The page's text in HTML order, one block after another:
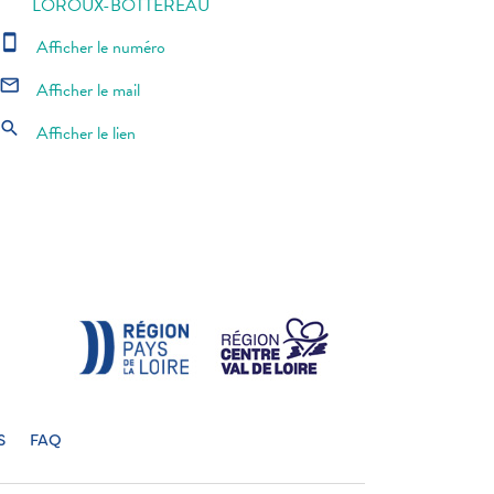
LOROUX-BOTTEREAU
smartphone Afficher le numéro
mail_outline Afficher le mail
search Afficher le lien
FAQ